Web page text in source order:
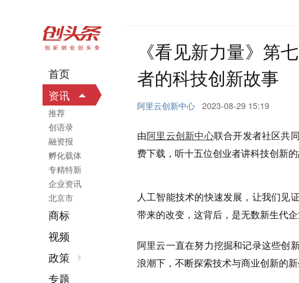
《看见新力量》第
者的科技创新故事
阿里云创新中心 2023-08-29 15:19
由阿里云创新中心联合开发者社区共
费下载，听十五位创业者讲科技创新的
人工智能技术的快速发展，让我们见
带来的改变，这背后，是无数新生代
阿里云一直在努力挖掘和记录这些创
浪潮下，不断探索技术与商业创新的
首页
资讯
推荐
创语录
融资报
孵化载体
专精特新
企业资讯
北京市
商标
视频
政策
专题